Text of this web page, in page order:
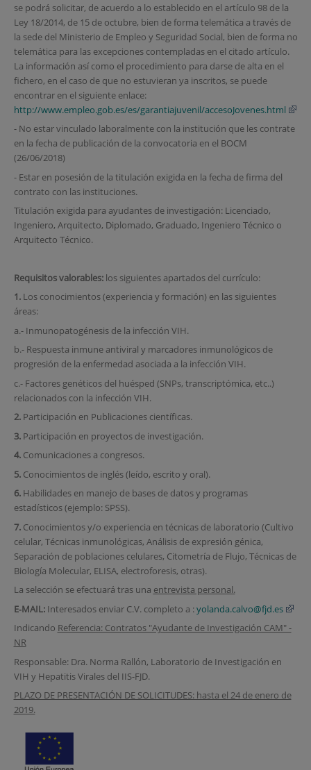
se podrá solicitar, de acuerdo a lo establecido en el artículo 98 de la
Ley 18/2014, de 15 de octubre, bien de forma telemática a través de
la sede del Ministerio de Empleo y Seguridad Social, bien de forma no
telemática para las excepciones contempladas en el citado artículo.
La información así como el procedimiento para darse de alta en el
fichero, en el caso de que no estuvieran ya inscritos, se puede
encontrar en el siguiente enlace:
http://www.empleo.gob.es/es/garantiajuvenil/accesoJovenes.html
- No estar vinculado laboralmente con la institución que les contrate
en la fecha de publicación de la convocatoria en el BOCM
(26/06/2018)
- Estar en posesión de la titulación exigida en la fecha de firma del
contrato con las instituciones.
Titulación exigida para ayudantes de investigación: Licenciado,
Ingeniero, Arquitecto, Diplomado, Graduado, Ingeniero Técnico o
Arquitecto Técnico.
Requisitos valorables: los siguientes apartados del currículo:
1.Los conocimientos (experiencia y formación) en las siguientes
áreas:
a.- Inmunopatogénesis de la infección VIH.
b.- Respuesta inmune antiviral y marcadores inmunológicos de
progresión de la enfermedad asociada a la infección VIH.
c.- Factores genéticos del huésped (SNPs, transcriptómica, etc..)
relacionados con la infección VIH.
2.Participación en Publicaciones científicas.
3.Participación en proyectos de investigación.
4.Comunicaciones a congresos.
5.Conocimientos de inglés (leído, escrito y oral).
6.Habilidades en manejo de bases de datos y programas
estadísticos (ejemplo: SPSS).
7.Conocimientos y/o experiencia en técnicas de laboratorio (Cultivo
celular, Técnicas inmunológicas, Análisis de expresión génica,
Separación de poblaciones celulares, Citometría de Flujo, Técnicas de
Biología Molecular, ELISA, electroforesis, otras).
La selección se efectuará tras una entrevista personal.
E‐MAIL: Interesados enviar C.V. completo a :yolanda.calvo@fjd.es
Indicando Referencia: Contratos "Ayudante de Investigación CAM" -
NR
Responsable: Dra. Norma Rallón, Laboratorio de Investigación en
VIH y Hepatitis Virales del IIS-FJD.
PLAZO DE PRESENTACIÓN DE SOLICITUDES: hasta el 24 de enero de
2019.